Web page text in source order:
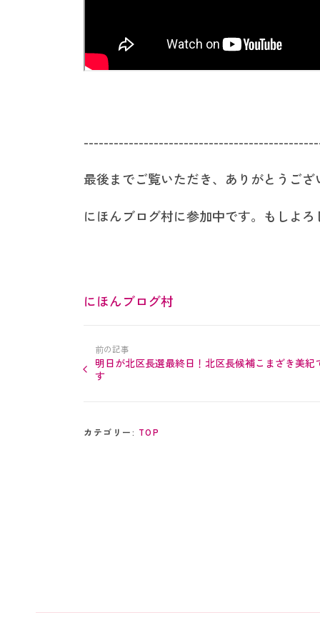
最後までご覧いただき、ありがとうござ
にほんブログ村に参加中です。もしよ
にほんブログ村
前の記事
明日が北区長選最終日！北区長候補こまざき美紀
す
カテゴリー: TOP